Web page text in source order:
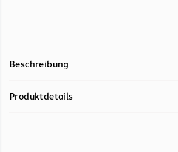
Beschreibung
Produktdetails